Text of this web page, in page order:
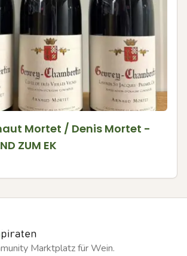
Mortet / Denis Mortet -
ZUM EK
Marktplatz für Wein.